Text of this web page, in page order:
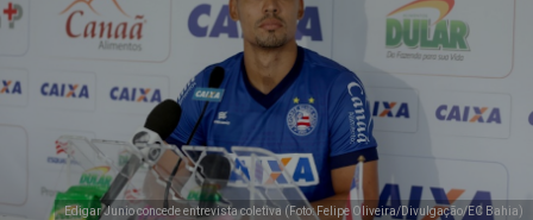
Edigar Junio concede entrevista coletiva (Foto: Felipe Oliveira/Divulgação/EC Bahia)